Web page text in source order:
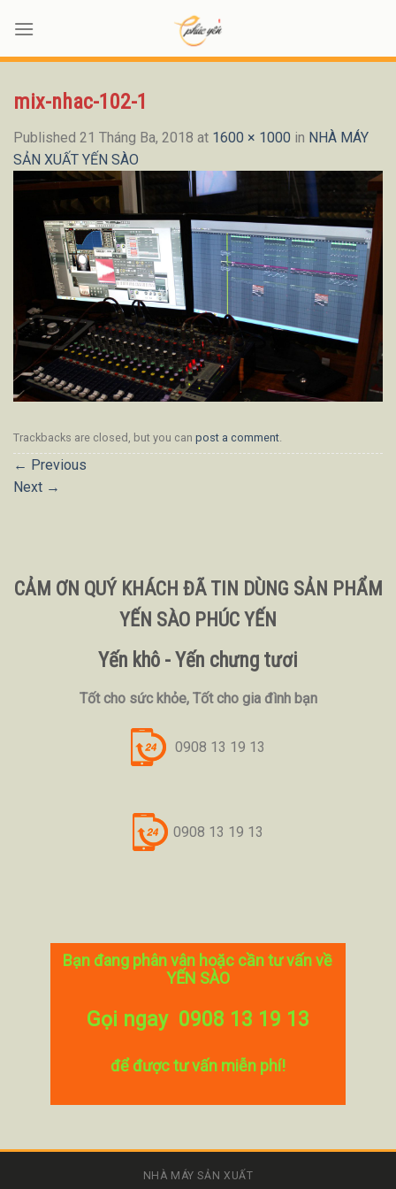
content
mix-nhac-102-1
Published 21 Tháng Ba, 2018 at 1600 × 1000 in NHÀ MÁY
SẢN XUẤT YẾN SÀO
Trackbacks are closed, but you can post a comment
← Previous
Next →
CẢM ƠN QUÝ KHÁCH ĐÃ TIN DÙNG SẢN PHẨM
YẾN SÀO PHÚC YẾN
Yến khô - Yến chưng tươi
Tốt cho sức khỏe, Tốt cho gia đình bạn
0908 13 19 13
0908 13 19 13
Bạn đang phân vân hoặc cần tư vấn về
YẾN SÀO
Gọi ngay 0908 13 19 13
để được tư vấn miễn phí!
NHÀ MÁY SẢN XUẤT